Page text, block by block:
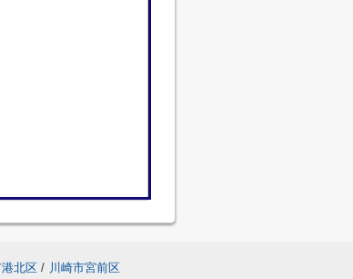
北区 / 川崎市宮前区